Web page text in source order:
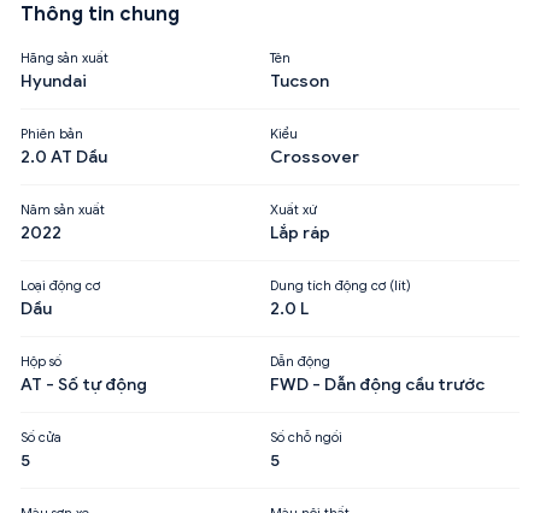
Thông tin chung
Hãng sản xuất
Hyundai
Tên
Tucson
Phiên bản
2.0 AT Dầu
Kiểu
Crossover
Năm sản xuất
2022
Xuất xứ
Lắp ráp
Loại động cơ
Dầu
Dung tích động cơ (lít)
2.0 L
Hộp số
AT - Số tự động
Dẫn động
FWD - Dẫn động cầu trước
Số cửa
5
Số chỗ ngồi
5